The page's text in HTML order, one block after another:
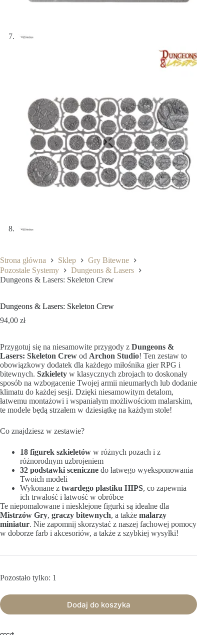
Strona główna Sklep
Gry Bitewne
Pozostałe Systemy
Dungeons & Lasers
Dungeons & Lasers: Skeleton Crew
Dungeons & Lasers: Skeleton Crew
94,00 zł
Przygotuj się na niesamowite przygody z Dungeons &
Lasers: Skeleton Crew od Archon Studio! Ten zestaw to
obowiązkowy dodatek dla każdego miłośnika gier RPG i
bitewnych. Szkielety w klasycznych zbrojach to doskonały
sposób na wzbogacenie Twojej armii nieumarłych lub dodanie
klimatu do każdej sesji. Dzięki niesamowitym detalom,
łatwemu montażowi i wspaniałym możliwościom malarskim,
te modele będą strzałem w dziesiątkę na każdym stole!
Co znajdziesz w zestawie?
18 figurek szkieletów w różnych pozach i z
różnorodnym uzbrojeniem
32 podstawki sceniczne do łatwego wyeksponowania
Twoich modeli
Wykonane z twardego plastiku HIPS, co zapewnia
ich trwałość i łatwość w obróbce
Te niepomalowane i niesklejone figurki są idealne dla
Mistrzów Gry, graczy bitewnych, a także malarzy
miniatur. Nie zapomnij skorzystać z naszej fachowej pomocy
w doborze farb i akcesoriów, a także z szybkiej wysyłki!
Pozostało tylko: 1
Dodaj do koszyka